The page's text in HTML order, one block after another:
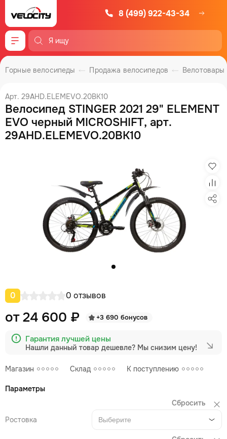
8 (499) 922-43-34
Меню
Велотовары
Продажа велосипедов
Горные велосипеды
Арт. 29AHD.ELEMEVO.20BK10
Велосипед STINGER 2021 29" ELEMENT
EVO черный MICROSHIFT, арт.
29AHD.ELEMEVO.20BK10
0 0 отзывов
Магазин Склад К поступлению
от 24 600 ₽ +3 690 бонусов
Гарантия лучшей цены
Нашли данный товар дешевле? Мы снизим цену!
Параметры
Сбросить
Ростовка
Выберите